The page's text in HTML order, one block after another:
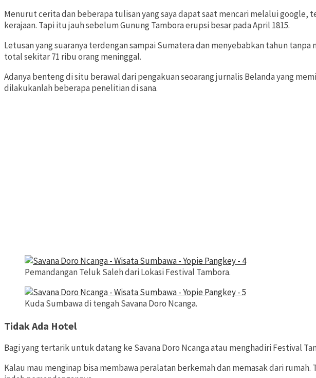
Menurut cerita dan beberapa tulisan yang saya dapat saat mencari melalui
kerajaan. Tapi itu jauh sebelum Gunung Tambora erupsi besar pada April 1815.
Letusan yang suaranya terdengan sampai Sumatera dan menyebabkan tahun
total sekitar 71 ribu orang meninggal.
Adanya benteng di situ berawal dari pengakuan seoarang jurnalis Belanda yang
dilakukanlah beberapa penelitian di sana.
Pemandangan Teluk Saleh dari Lokasi Festival Tambora.
Kuda Sumbawa di tengah Savana Doro Ncanga.
Tidak Ada Hotel
Bagi yang tertarik untuk datang ke Savana Doro Ncanga atau menghadiri Festival
Kalau mau menginap bisa membawa peralatan berkemah dan memasak dari